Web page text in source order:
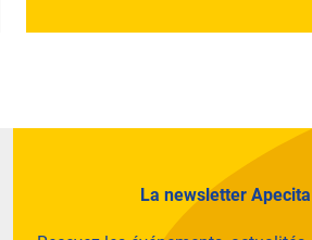
La newsletter Apecita